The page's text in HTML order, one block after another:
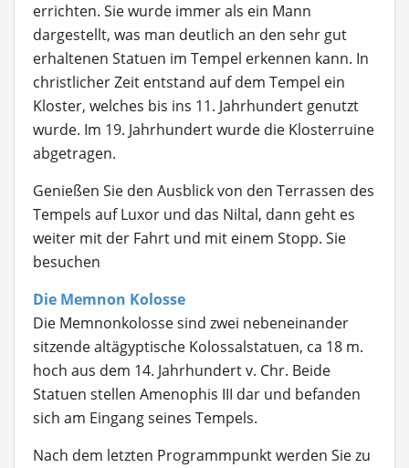
errichten. Sie wurde immer als ein Mann
dargestellt, was man deutlich an den sehr gut
erhaltenen Statuen im Tempel erkennen kann. In
christlicher Zeit entstand auf dem Tempel ein
Kloster, welches bis ins 11. Jahrhundert genutzt
wurde. Im 19. Jahrhundert wurde die Klosterruine
abgetragen.
Genießen Sie den Ausblick von den Terrassen des
Tempels auf Luxor und das Niltal, dann geht es
weiter mit der Fahrt und mit einem Stopp. Sie
besuchen
Die Memnon Kolosse
Die Memnonkolossesind zwei nebeneinander
sitzende altägyptische Kolossalstatuen, ca 18 m.
hoch aus dem 14. Jahrhundert v. Chr. Beide
Statuen stellen Amenophis III dar und befanden
sich am Eingang seines Tempels.
Nach dem letzten Programmpunkt werden Sie zu